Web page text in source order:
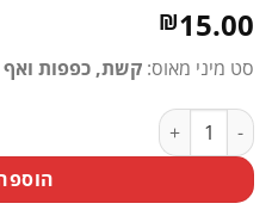
₪15.00
סט מיני מאוס: קשת, כפפות ואף
כמות של סט מיני מאוס: קשת,